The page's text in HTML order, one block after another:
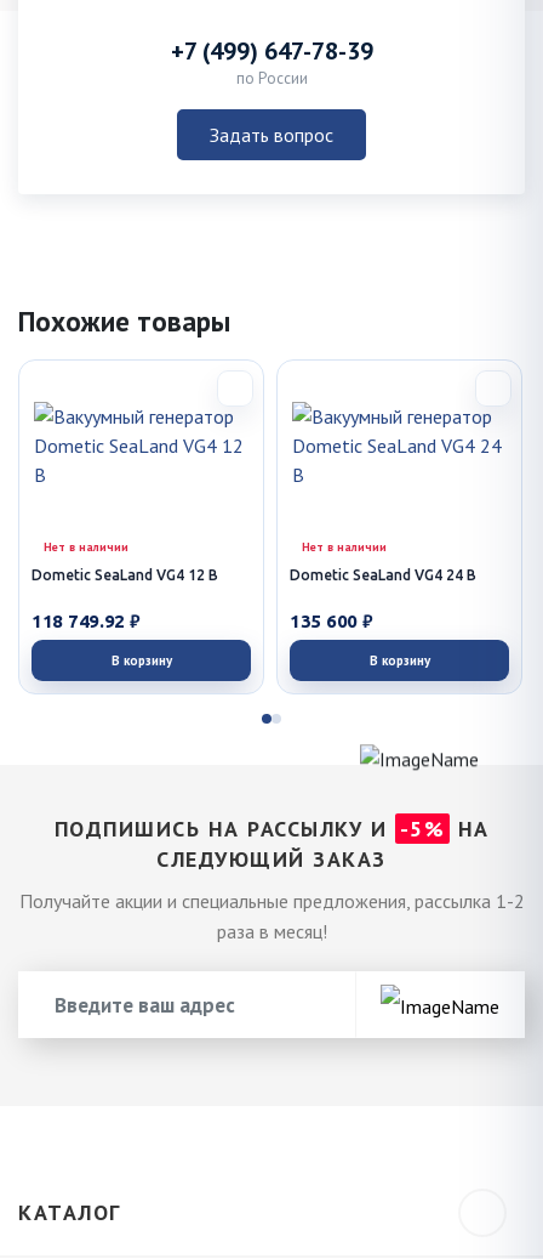
+7 (499) 647-78-39
по России
Задать вопрос
Похожие товары
Нет в наличии
Dometic SeaLand VG4 12 В
118 749.92 ₽
В корзину
Нет в наличии
Dometic SeaLand VG4 24 В
135 600 ₽
В корзину
ПОДПИШИСЬ НА РАССЫЛКУ И -5%
НА
СЛЕДУЮЩИЙ ЗАКАЗ
Получайте акции и специальные предложения, рассылка 1-2
раза в месяц!
КАТАЛОГ